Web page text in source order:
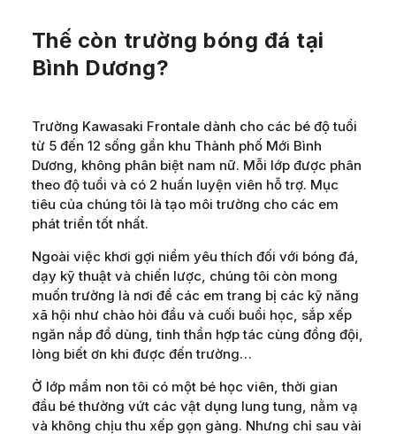
Thế còn trường bóng đá tại
Bình Dương?
Trường Kawasaki Frontale dành cho các bé độ tuổi
từ 5 đến 12 sống gần khu Thành phố Mới Bình
Dương, không phân biệt nam nữ. Mỗi lớp được phân
theo độ tuổi và có 2 huấn luyện viên hỗ trợ. Mục
tiêu của chúng tôi là tạo môi trường cho các em
phát triển tốt nhất.
Ngoài việc khơi gợi niềm yêu thích đối với bóng đá,
dạy kỹ thuật và chiến lược, chúng tôi còn mong
muốn trường là nơi để các em trang bị các kỹ năng
xã hội như chào hỏi đầu và cuối buổi học, sắp xếp
ngăn nắp đồ dùng, tinh thần hợp tác cùng đồng đội,
lòng biết ơn khi được đến trường…
Ở lớp mầm non tôi có một bé học viên, thời gian
đầu bé thường vứt các vật dụng lung tung, nằm vạ
và không chịu thu xếp gọn gàng. Nhưng chỉ sau vài